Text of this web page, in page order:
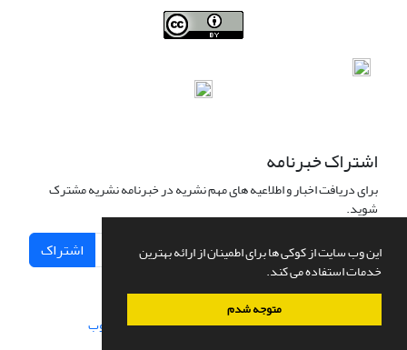
این وب سایت از کوکی ها برای اطمینان از ارائه بهترین
خدمات استفاده می کند.
متوجه شدم
اشتراک خبرنامه
برای دریافت اخبار و اطلاعیه های مهم نشریه در خبرنامه نشریه مشترک
شوید.
اشتراک
سامانه مدیریت نشریات علمی.طراحی و پیاده سازی از سیناوب